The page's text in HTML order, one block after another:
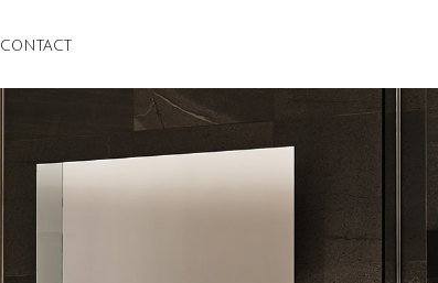
CONTACT